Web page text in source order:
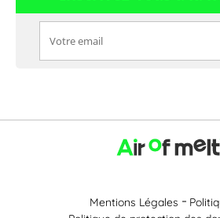
Mentions Légales